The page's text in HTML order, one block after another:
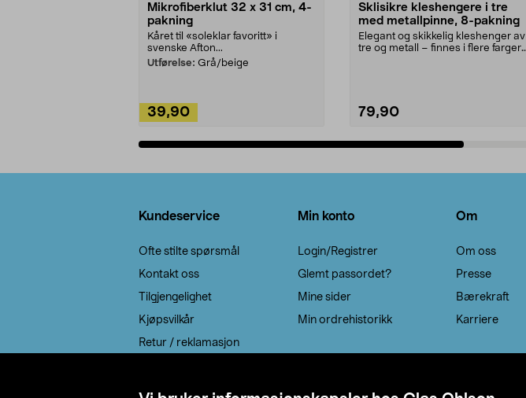
Mikrofiberklut 32 x 31 cm, 4-
pakning
Kåret til «soleklar favoritt» i
svenske Afton...
Utførelse: Grå/beige
39,90
Sklisikre kleshengere i tre
med metallpinne, 8-pakning
Elegant og skikkelig kleshenger av
tre og metall – finnes i flere farger.
79,90
Kundeservice
Ofte stilte spørsmål
Kontakt oss
Tilgjengelighet
Kjøpsvilkår
Retur / reklamasjon
Min konto
Login/Registrer
Glemt passordet?
Mine sider
Min ordrehistorikk
Om
Om oss
Presse
Bærekraft
Karriere